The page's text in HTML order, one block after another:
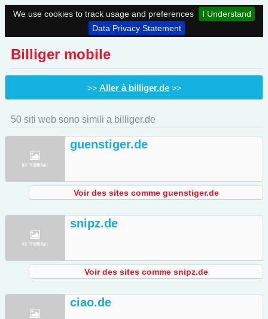
We use cookies to track usage and preferences
I Understand
Data Privacy Statement
Billiger mobile
>> Aller à billiger.de>>
50 siti web sono simili a billiger.de
guenstiger.de
Voir des sites comme guenstiger.de
snipz.de
Voir des sites comme snipz.de
ciao.de